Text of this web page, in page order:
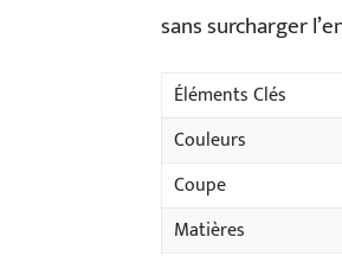
sans surcharger
Éléments Clés
Couleurs
Coupe
Matières